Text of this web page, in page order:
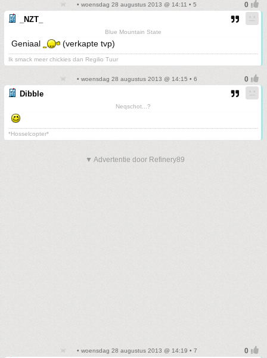
• woensdag 28 augustus 2013 @ 14:11 • 5
_NZT_
Blue Mountain State
Geniaal (verkapte tvp)
Ik smack meer chickies dan Regilio Tuur
• woensdag 28 augustus 2013 @ 14:15 • 6
Dibble
Neqschot...?
*Hosselcopter*
▼ Advertentie door Refinery89
• woensdag 28 augustus 2013 @ 14:19 • 7